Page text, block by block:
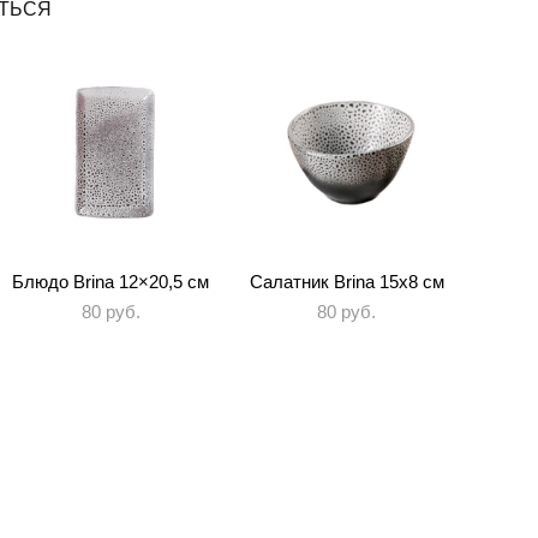
Блюдо Brina 12×20,5 см
80 pуб.
Салатник Brina 15х8 см
80 pуб.